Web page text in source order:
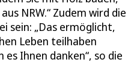
NRW.“ Zudem wird die
sein: „Das ermöglicht,
Leben teilhaben
Ihnen danken“, so die